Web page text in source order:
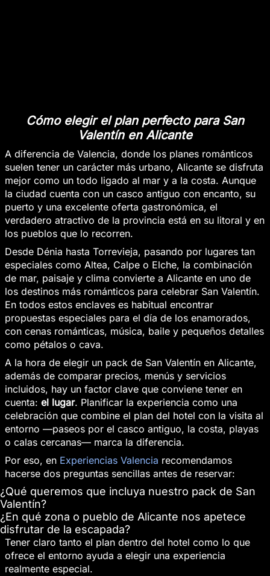
Cómo elegir el plan perfecto para San
Valentín en Alicante
A diferencia de Valencia, donde los planes románticos
suelen tener un carácter más urbano, Alicante se disfruta
mejor como un todo ligado al mar y a la costa. Aunque
la ciudad cuenta con un casco antiguo con encanto, su
puerto y una excelente oferta gastronómica, el
verdadero atractivo de la provincia está en su litoral y en
los pueblos que lo recorren.
Desde Dénia hasta Torrevieja, pasando por lugares tan
especiales como Altea, Calpe o Elche, la combinación
de mar, paisaje y clima convierte a Alicante en uno de
los destinos más románticos para celebrar San Valentín.
En todos estos enclaves es habitual encontrar
propuestas especiales para el día de los enamorados,
con cenas románticas, música, baile y pequeños detalles
como pétalos o cava.
A la hora de elegir un pack de San Valentín en Alicante,
además de comparar precios, menús y servicios
incluidos, hay un factor clave que conviene tener en
cuenta: el lugar. Planificar la experiencia como una
celebración que combine el plan del hotel con la visita al
entorno —paseos por el casco antiguo, la costa, playas
o calas cercanas— marca la diferencia.
Por eso, en Experiencias Valencia recomendamos
hacerse dos preguntas sencillas antes de reservar:
¿Qué queremos que incluya nuestro pack de San
Valentín?
¿En qué zona o pueblo de Alicante nos apetece
disfrutar de la escapada?
Tener claro tanto el plan dentro del hotel como lo que
ofrece el entorno ayuda a elegir una experiencia
realmente especial.